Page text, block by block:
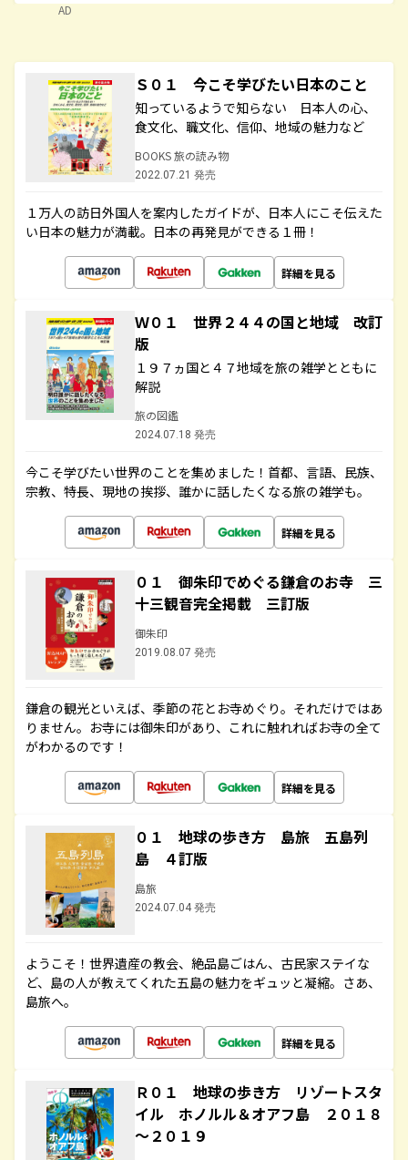
AD
Ｓ０１ 今こそ学びたい日本のこと
知っているようで知らない 日本人の心、
食文化、職文化、信仰、地域の魅力など
BOOKS 旅の読み物
2022.07.21 発売
１万人の訪日外国人を案内したガイドが、日本人にこそ伝えた
い日本の魅力が満載。日本の再発見ができる１冊！
詳細を見る
Ｗ０１ 世界２４４の国と地域 改訂
版
１９７ヵ国と４７地域を旅の雑学とともに
解説
旅の図鑑
2024.07.18 発売
今こそ学びたい世界のことを集めました！首都、言語、民族、
宗教、特長、現地の挨拶、誰かに話したくなる旅の雑学も。
詳細を見る
０１ 御朱印でめぐる鎌倉のお寺 三
十三観音完全掲載 三訂版
御朱印
2019.08.07 発売
鎌倉の観光といえば、季節の花とお寺めぐり。それだけではあ
りません。お寺には御朱印があり、これに触れればお寺の全て
がわかるのです！
詳細を見る
０１ 地球の歩き方 島旅 五島列
島 ４訂版
島旅
2024.07.04 発売
ようこそ！世界遺産の教会、絶品島ごはん、古民家ステイな
ど、島の人が教えてくれた五島の魅力をギュッと凝縮。さあ、
島旅へ。
詳細を見る
Ｒ０１ 地球の歩き方 リゾートスタ
イル ホノルル＆オアフ島 ２０１８
～２０１９